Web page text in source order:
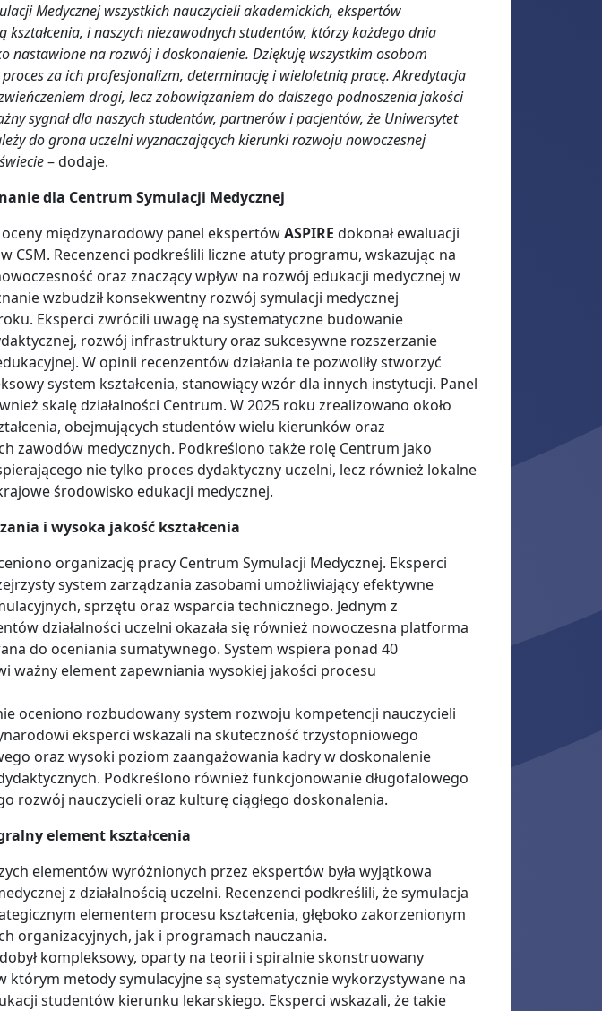
Medycznej wszystkich nauczycieli akademickich, ekspertów
kształcenia, i naszych niezawodnych studentów, którzy każdego dnia
nastawione na rozwój i doskonalenie. Dziękuję wszystkim osobom
za ich profesjonalizm, determinację i wieloletnią pracę. Akredytacja
drogi, lecz zobowiązaniem do dalszego podnoszenia jakości
sygnał dla naszych studentów, partnerów i pacjentów, że Uniwersytet
do grona uczelni wyznaczających kierunki rozwoju nowoczesnej
– dodaje.
dla Centrum Symulacji Medycznej
międzynarodowy panel ekspertówASPIRE dokonał ewaluacji
CSM. Recenzenci podkreślili liczne atuty programu, wskazując na
oraz znaczący wpływ na rozwój edukacji medycznej w
wzbudził konsekwentny rozwój symulacji medycznej
Eksperci zwrócili uwagę na systematyczne budowanie
rozwój infrastruktury oraz sukcesywne rozszerzanie
W opinii recenzentów działania te pozwoliły stworzyć
system kształcenia, stanowiący wzór dla innych instytucji. Panel
skalę działalności Centrum. W 2025 roku zrealizowano około
obejmujących studentów wielu kierunków oraz
zawodów medycznych. Podkreślono także rolę Centrum jako
nie tylko proces dydaktyczny uczelni, lecz również lokalne
środowisko edukacji medycznej.
i wysoka jakość kształcenia
organizację pracy Centrum Symulacji Medycznej. Eksperci
system zarządzania zasobami umożliwiający efektywne
sprzętu oraz wsparcia technicznego. Jednym z
działalności uczelni okazała się również nowoczesna platforma
do oceniania sumatywnego. System wspiera ponad 40
ważny element zapewniania wysokiej jakości procesu
oceniono rozbudowany system rozwoju kompetencji nauczycieli
eksperci wskazali na skuteczność trzystopniowego
oraz wysoki poziom zaangażowania kadry w doskonalenie
Podkreślono również funkcjonowanie długofalowego
rozwój nauczycieli oraz kulturę ciągłego doskonalenia.
element kształcenia
elementów wyróżnionych przez ekspertów była wyjątkowa
z działalnością uczelni. Recenzenci podkreślili, że symulacja
elementem procesu kształcenia, głęboko zakorzenionym
organizacyjnych, jak i programach nauczania.
kompleksowy, oparty na teorii i spiralnie skonstruowany
którym metody symulacyjne są systematycznie wykorzystywane na
studentów kierunku lekarskiego. Eksperci wskazali, że takie